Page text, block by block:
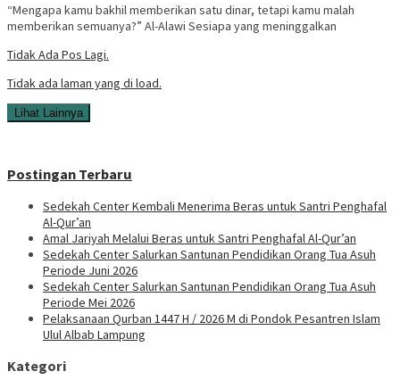
“Mengapa kamu bakhil memberikan satu dinar, tetapi kamu malah
memberikan semuanya?” Al-Alawi Sesiapa yang meninggalkan
Tidak Ada Pos Lagi.
Tidak ada laman yang di load.
Lihat Lainnya
Postingan Terbaru
Sedekah Center Kembali Menerima Beras untuk Santri Penghafal
Al-Qur’an
Amal Jariyah Melalui Beras untuk Santri Penghafal Al-Qur’an
Sedekah Center Salurkan Santunan Pendidikan Orang Tua Asuh
Periode Juni 2026
Sedekah Center Salurkan Santunan Pendidikan Orang Tua Asuh
Periode Mei 2026
Pelaksanaan Qurban 1447 H / 2026 M di Pondok Pesantren Islam
Ulul Albab Lampung
Kategori